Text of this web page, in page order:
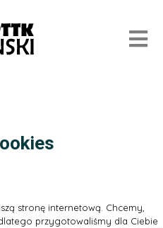
stronę internetową. Chcemy,
przygotowaliśmy dla Ciebie